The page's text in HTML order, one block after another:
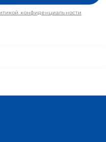
конфиденциальности